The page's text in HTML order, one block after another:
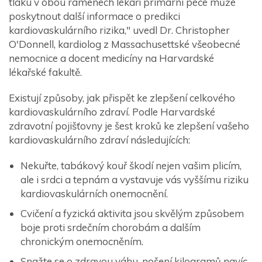
poskytnout další informace o predikci
kardiovaskulárního rizika," uvedl Dr. Christopher
O'Donnell, kardiolog z Massachusettské všeobecné
nemocnice a docent medicíny na Harvardské
lékařské fakultě.
Existují způsoby, jak přispět ke zlepšení celkového
kardiovaskulárního zdraví. Podle Harvardské
zdravotní pojišťovny je šest kroků ke zlepšení vašeho
kardiovaskulárního zdraví následujících:
Nekuřte, tabákový kouř škodí nejen vašim plicím,
ale i srdci a tepnám a vystavuje vás vyššímu riziku
kardiovaskulárních onemocnění.
Cvičení a fyzická aktivita jsou skvělým způsobem
boje proti srdečním chorobám a dalším
chronickým onemocněním.